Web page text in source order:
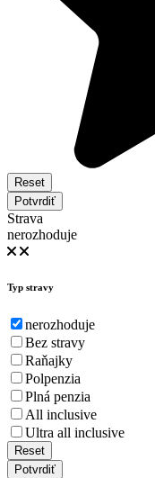
Reset
Potvrdiť
Strava
nerozhoduje
Typ stravy
nerozhoduje
Bez stravy
Raňajky
Polpenzia
Plná penzia
All inclusive
Ultra all inclusive
Reset
Potvrdiť